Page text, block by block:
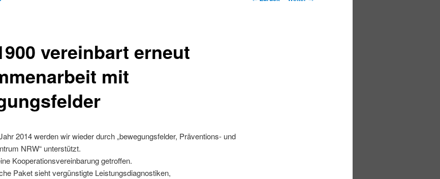
vereinbart erneut
mit
2014 werden wir wieder durch „bewegungsfelder, Präventions- und
NRW“ unterstützt.
Kooperationsvereinbarung getroffen.
Paket sieht vergünstigte Leistungsdiagnostiken,